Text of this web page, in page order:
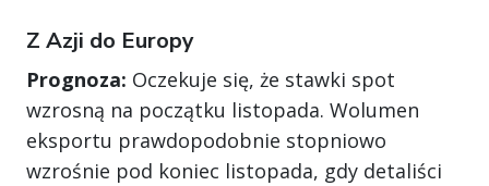
Z Azji do Europy
Prognoza: Oczekuje się, że stawki spot
wzrosną na początku listopada. Wolumen
eksportu prawdopodobnie stopniowo
wzrośnie pod koniec listopada, gdy detaliści